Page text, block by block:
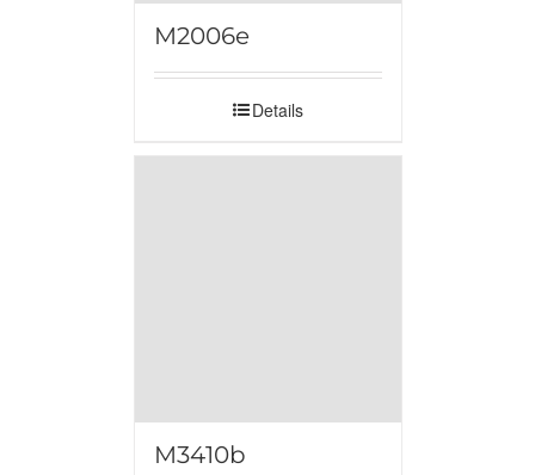
M2006e
Details
M3410b